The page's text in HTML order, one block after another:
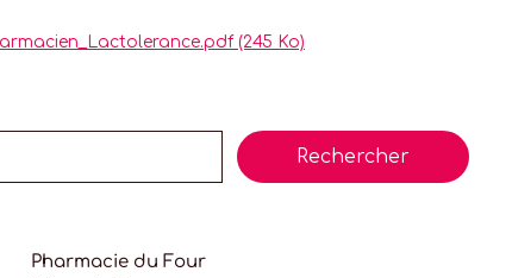
(245 Ko)
Rechercher
Pharmacie du Four